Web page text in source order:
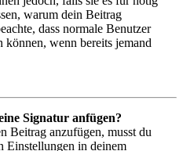
warum dein Beitrag
dass normale Benutzer
können, wenn bereits jemand
Signatur anfügen?
Beitrag anzufügen, musst du
Einstellungen in deinem